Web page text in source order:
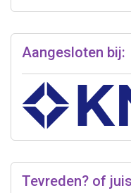
Aangesloten bij:
Tevreden? of